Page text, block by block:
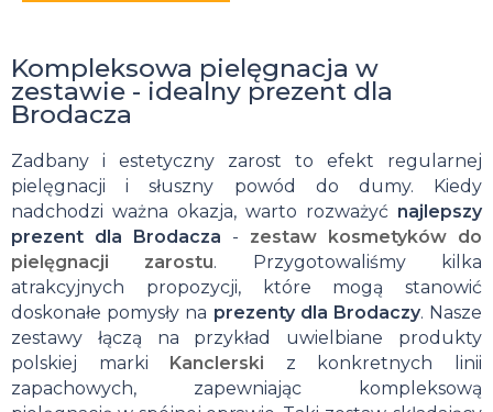
Kompleksowa pielęgnacja w
zestawie - idealny prezent dla
Brodacza
Zadbany i estetyczny zarost to efekt regularnej
pielęgnacji i słuszny powód do dumy. Kiedy
nadchodzi ważna okazja, warto rozważyć najlepszy
prezent dla Brodacza - zestaw kosmetyków do
pielęgnacji zarostu. Przygotowaliśmy kilka
atrakcyjnych propozycji, które mogą stanowić
doskonałe pomysły na prezenty dla Brodaczy. Nasze
zestawy łączą na przykład uwielbiane produkty
polskiej marki Kanclerski z konkretnych linii
zapachowych, zapewniając kompleksową